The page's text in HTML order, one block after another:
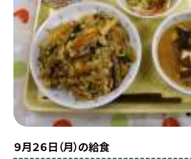
９月２６日（月）の給食